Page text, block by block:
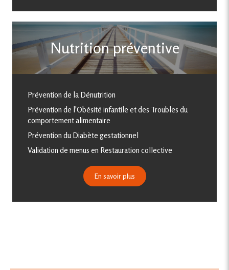
Nutrition préventive
Prévention de la Dénutrition
Prévention de l'Obésité infantile et des Troubles du
comportement alimentaire
Prévention du Diabète gestationnel
Validation de menus en Restauration collective
En savoir plus